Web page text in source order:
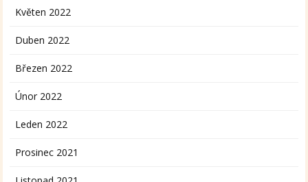
Květen 2022
Duben 2022
Březen 2022
Únor 2022
Leden 2022
Prosinec 2021